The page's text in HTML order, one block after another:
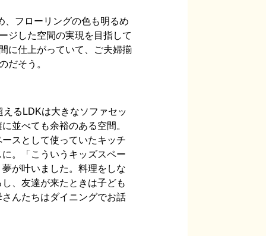
、フローリングの色も明るめ
ジした空間の実現を目指して
に仕上がっていて、ご夫婦揃
だそう。
るLDKは大きなソファセッ
並べても余裕のある空間。
スとして使っていたキッチ
。「こういうキッズスペー
が叶いました。料理をしな
、友達が来たときは子ども
んたちはダイニングでお話